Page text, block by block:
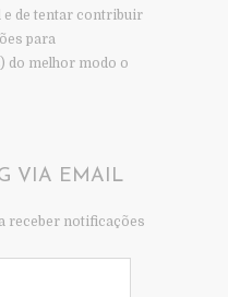
e de tentar contribuir
para
do melhor modo o
VIA EMAIL
receber notificações